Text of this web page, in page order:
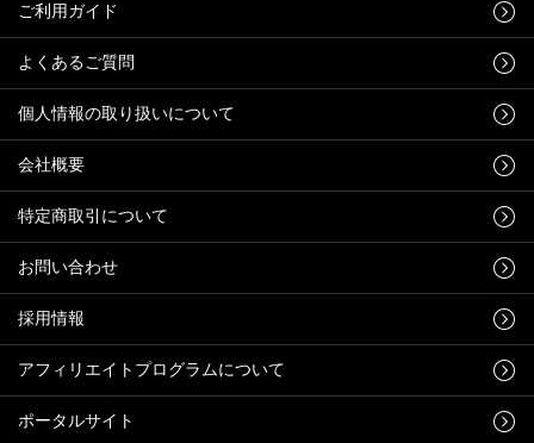
ご利用ガイド
よくあるご質問
個人情報の取り扱いについて
会社概要
特定商取引について
お問い合わせ
採用情報
アフィリエイトプログラムについて
ポータルサイト